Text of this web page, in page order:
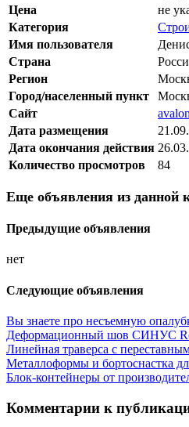
Цена
не
Категория
Имя пользователя
Страна
Регион
Город/населенный пункт
Сайт
Дата размещения
Дата окончания действия
Количество просмотров
84
Еще объявления из данной
Предыдущие объявления
нет
Следующие объявления
Вы знаете про несъемную
Деформационный шов СИНУС
Линейная траверса с
Металлоформы и бортоснастка
Блок-контейнеры от
Комментарии к